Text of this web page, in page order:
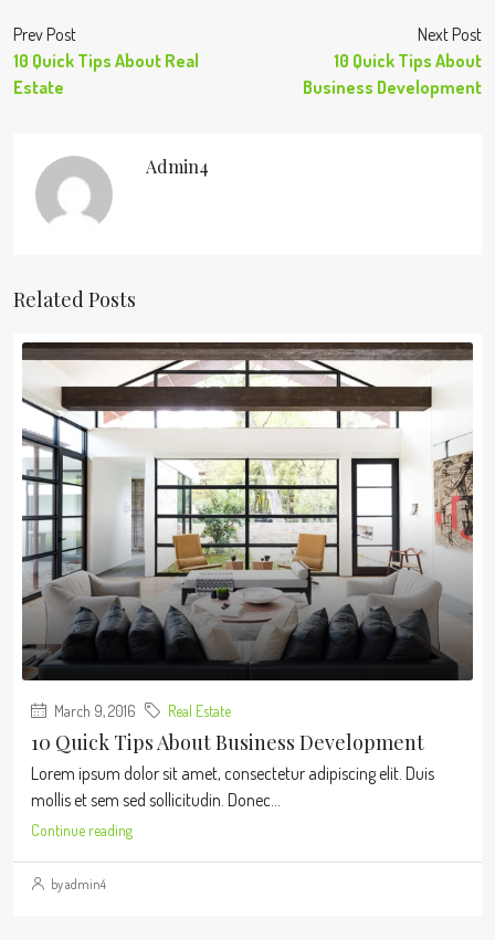
Prev Post
10 Quick Tips About Real
Estate
Next Post
10 Quick Tips About
Business Development
Admin4
Related Posts
March 9, 2016 Real Estate
10 Quick Tips About Business Development
Lorem ipsum dolor sit amet, consectetur adipiscing elit. Duis
mollis et sem sed sollicitudin. Donec...
Continue reading
by admin4